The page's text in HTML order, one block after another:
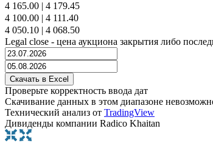
4 165.00 | 4 179.45
4 100.00 | 4 111.40
4 050.10 | 4 068.50
Legal close - цена аукциона закрытия либо
Проверьте корректность ввода дат
Скачивание данных в этом диапазоне
Технический анализ от TradingView
Дивиденды компании Radico Khaitan